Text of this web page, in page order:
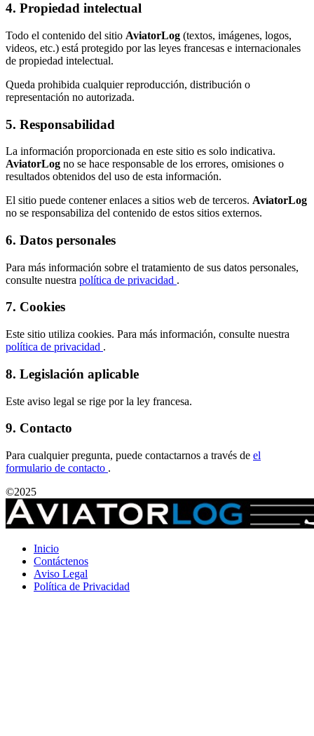
4. Propiedad intelectual
Todo el contenido del sitio AviatorLog (textos, imágenes, logos,
videos, etc.) está protegido por las leyes francesas e internacionales
de propiedad intelectual.
Queda prohibida cualquier reproducción, distribución o
representación no autorizada.
5. Responsabilidad
La información proporcionada en este sitio es solo indicativa.
AviatorLog no se hace responsable de los errores, omisiones o
resultados obtenidos del uso de esta información.
El sitio puede contener enlaces a sitios web de terceros. AviatorLog
no se responsabiliza del contenido de estos sitios externos.
6. Datos personales
Para más información sobre el tratamiento de sus datos personales,
consulte nuestra política de privacidad .
7. Cookies
Este sitio utiliza cookies. Para más información, consulte nuestra
política de privacidad .
8. Legislación aplicable
Este aviso legal se rige por la ley francesa.
9. Contacto
Para cualquier pregunta, puede contactarnos a través de el
formulario de contacto .
©2025
Inicio
Contáctenos
Aviso Legal
Política de Privacidad